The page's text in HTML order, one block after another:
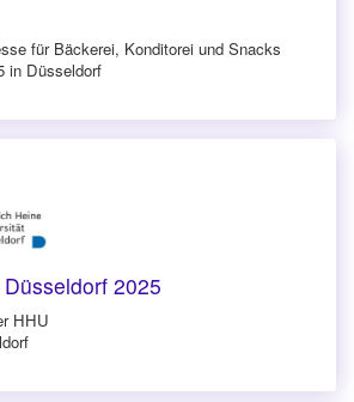
für Bäckerei, Konditorei und Snacks
in Düsseldorf
2025
HHU